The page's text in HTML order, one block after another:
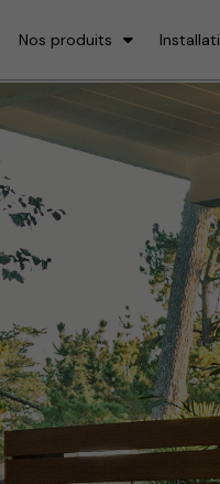
Nos produits